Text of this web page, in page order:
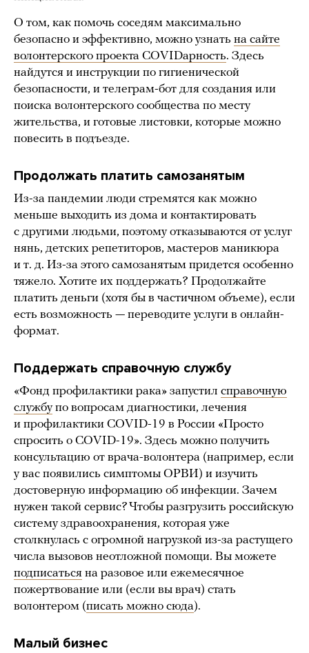
О том, как помочь соседям максимально
безопасно и эффективно, можно узнать на сайте
волонтерского проекта COVIDарность. Здесь
найдутся и инструкции по гигиенической
безопасности, и телеграм-бот для создания или
поиска волонтерского сообщества по месту
жительства, и готовые листовки, которые можно
повесить в подъезде.
Продолжать платить самозанятым
Из-за пандемии люди стремятся как можно
меньше выходить из дома и контактировать
с другими людьми, поэтому отказываются от услуг
нянь, детских репетиторов, мастеров маникюра
и т. д. Из-за этого самозанятым придется особенно
тяжело. Хотите их поддержать? Продолжайте
платить деньги (хотя бы в частичном объеме), если
есть возможность — переводите услуги в онлайн-
формат.
Поддержать справочную службу
«Фонд профилактики рака» запустил справочную
службупо вопросам диагностики, лечения
и профилактики COVID-19 в России «Просто
спросить о COVID-19». Здесь можно получить
консультацию от врача-волонтера (например, если
у вас появились симптомы ОРВИ) и изучить
достоверную информацию об инфекции. Зачем
нужен такой сервис? Чтобы разгрузить российскую
систему здравоохранения, которая уже
столкнулась с огромной нагрузкой из-за растущего
числа вызовов неотложной помощи. Вы можете
подписаться на разовое или ежемесячное
пожертвование или (если вы врач) стать
волонтером (писать можно сюда).
Малый бизнес